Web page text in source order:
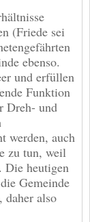
(Friede sei
ebenso.
und erfüllen
Funktion
Dreh- und
werden, auch
zu tun, weil
Die heutigen
Gemeinde
daher also